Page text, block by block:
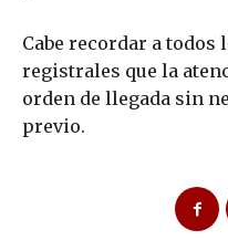
Cabe recordar a
registrales que la
orden de llegada sin
previo.